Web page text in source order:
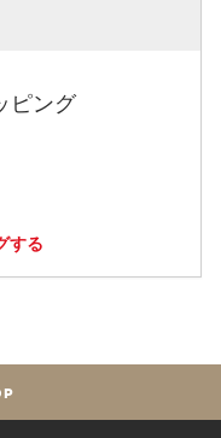
ピング
する